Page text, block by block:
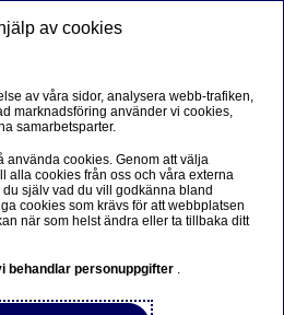
in your language. You will
av cookies
av våra sidor, analysera webb-trafiken,
marknadsföring använder vi cookies,
samarbetsparter.
använda cookies. Genom att välja
alla cookies från oss och våra externa
själv vad du vill godkänna bland
cookies som krävs för att webbplatsen
när som helst ändra eller ta tillbaka ditt
behandlar personuppgifter .